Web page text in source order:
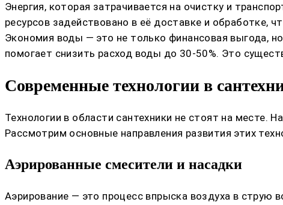
Энергия, которая затрачивается на очистку и
ресурсов задействовано в её доставке и обработке,
Экономия воды — это не только финансовая выгода,
помогает снизить расход воды до 30-50%. Это
Современные технологии в
Технологии в области сантехники не стоят на
Рассмотрим основные направления развития этих
Аэрированные смесители и насадки
Аэрирование — это процесс впрыска воздуха в струю